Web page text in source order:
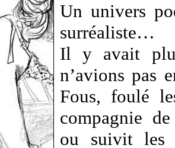
Un univers
surréaliste…
Il y avait
n’avions pas
Fous, foulé
compagnie
ou suivit les